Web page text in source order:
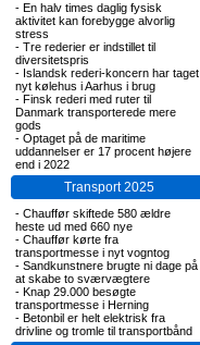
- En halv times daglig fysisk
aktivitet kan forebygge alvorlig
stress
- Tre rederier er indstillet til
diversitetspris
- Islandsk rederi-koncern har taget
nyt kølehus i Aarhus i brug
- Finsk rederi med ruter til
Danmark transporterede mere
gods
- Optaget på de maritime
uddannelser er 17 procent højere
end i 2022
Transport 2025
- Chauffør skiftede 580 ældre
heste ud med 660 nye
- Chauffør kørte fra
transportmesse i nyt vogntog
- Sandkunstnere brugte ni dage på
at skabe to sværvægtere
- Knap 29.000 besøgte
transportmesse i Herning
- Betonbil er helt elektrisk fra
drivline og tromle til transportbånd